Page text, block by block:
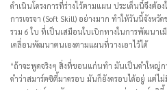
ดำเนินโครงการที่ร่างไว้ตามแผน ประเด็นนี้จึงต้
การเจรจา (Soft Skill) อย่างมาก ทำให้วันนี้จัง
รวม 6 ใบ ที่เป็นเสมือนใบเบิกทางในการพัฒนาเ
เคลื่อนพัฒนาตนเองตามแผนที่วางเอาไว้ได้
“ถ้าจะพูดจริงๆ สิ่งที่ขอนแก่นทำ มันเป็นคำใหญ่ก
คำว่าสมาร์ตซิตี้มาครอบ มันก็ยังครอบได้อยู่ แต่